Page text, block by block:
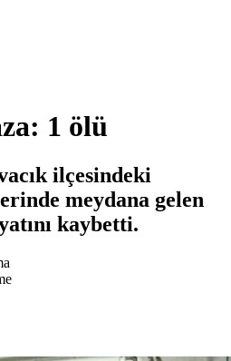
1 ölü
ilçesindeki
meydana gelen
kaybetti.